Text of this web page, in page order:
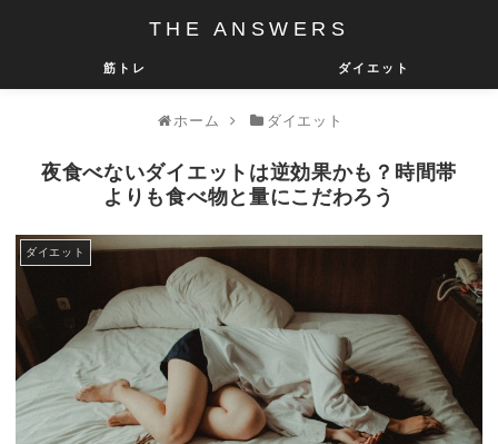
THE ANSWERS
筋トレ ダイエット
ホーム ダイエット
夜食べないダイエットは逆効果かも？時間帯
よりも食べ物と量にこだわろう
ダイエット